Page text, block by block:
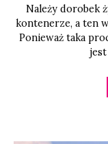
Należy dorobek
kontenerze, a ten
Ponieważ taka